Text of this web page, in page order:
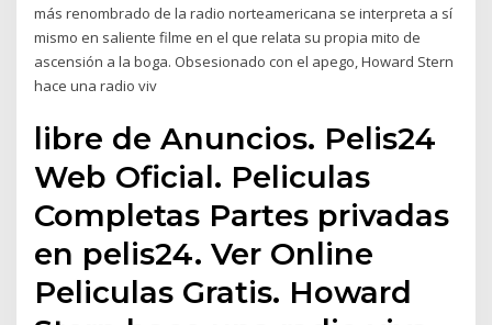
más renombrado de la radio norteamericana se interpreta a sí
mismo en saliente filme en el que relata su propia mito de
ascensión a la boga. Obsesionado con el apego, Howard Stern
hace una radio viv
libre de Anuncios. Pelis24
Web Oficial. Peliculas
Completas Partes privadas
en pelis24. Ver Online
Peliculas Gratis. Howard